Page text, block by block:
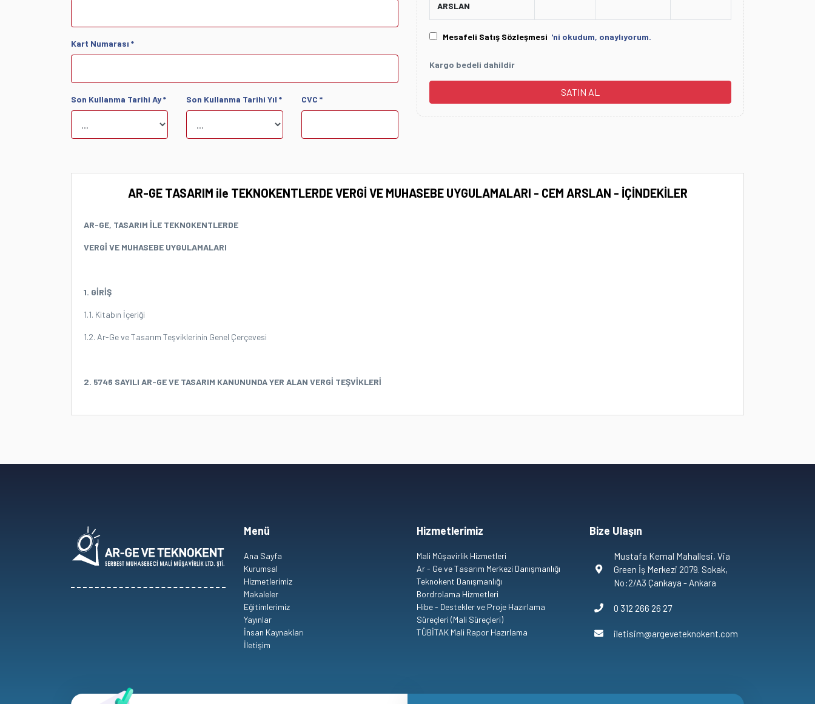
Kart Numarası *
Son Kullanma Tarihi Ay * Son Kullanma Tarihi Yıl * CVC *
ARSLAN
Mesafeli Satış Sözleşmesi 'ni okudum, onaylıyorum.
Kargo bedeli dahildir
SATIN AL
AR-GE TASARIM ile TEKNOKENTLERDE VERGİ VE MUHASEBE UYGULAMALARI - CEM ARSLAN - İÇİNDEKİLER
AR-GE, TASARIM İLE TEKNOKENTLERDE
VERGİ VE MUHASEBE UYGULAMALARI
1. GİRİŞ
1.1. Kitabın İçeriği
1.2. Ar-Ge ve Tasarım Teşviklerinin Genel Çerçevesi
2. 5746 SAYILI AR-GE VE TASARIM KANUNUNDA YER ALAN VERGİ TEŞVİKLERİ
2.1.2.2. Ar-Ge Merkezleri
Ar-Ge merkezlerinin kapanması durumunda Ar-Ge indirimi ne şekilde uygulanır?
2.1.2.4. Rekabet Öncesi İşbirliği Projesi Yapanlar
2.1.2.5. Teknogirişim Sermaye Desteğinden Yararlananlar
Ar-Ge projesi devam ederken amortisman ayrılmaya başlanabilir mi?
Menü
Ana Sayfa
Kurumsal
Hizmetlerimiz
Makaleler
Eğitimlerimiz
Yayınlar
İnsan Kaynakları
İletişim
Hizmetlerimiz
Mali Müşavirlik Hizmetleri
Ar - Ge ve Tasarım Merkezi Danışmanlığı
Teknokent Danışmanlığı
Bordrolama Hizmetleri
Hibe - Destekler ve Proje Hazırlama
Süreçleri (Mali Süreçleri)
TÜBİTAK Mali Rapor Hazırlama
Bize Ulaşın
Mustafa Kemal Mahallesi, Via
Green İş Merkezi 2079. Sokak,
No:2/A3 Çankaya - Ankara
0 312 266 26 27
iletisim@argeveteknokent.com